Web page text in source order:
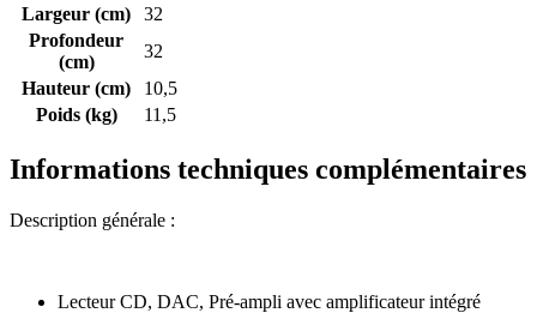
Largeur (cm)
32
Profondeur
(cm)
32
Hauteur (cm)
10,5
Poids (kg)
11,5
Informations techniques complémentaires
Description générale :
Lecteur CD, DAC, Pré-ampli avec amplificateur intégré